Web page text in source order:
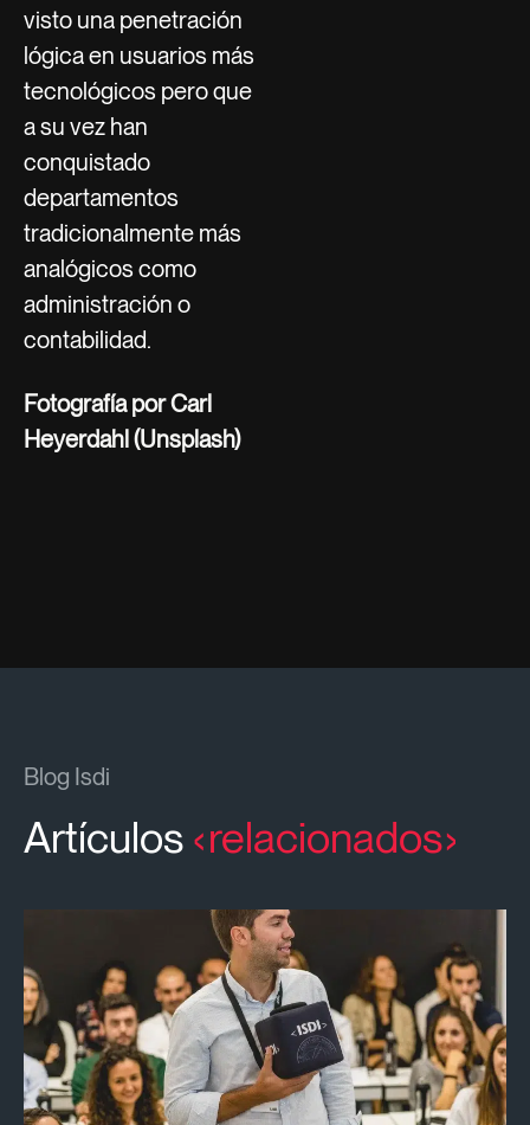
visto una penetración
lógica en usuarios más
tecnológicos pero que
a su vez han
conquistado
departamentos
tradicionalmente más
analógicos como
administración o
contabilidad.
Fotografía por Carl
Heyerdahl (Unsplash)
Blog Isdi
Artículos relacionados